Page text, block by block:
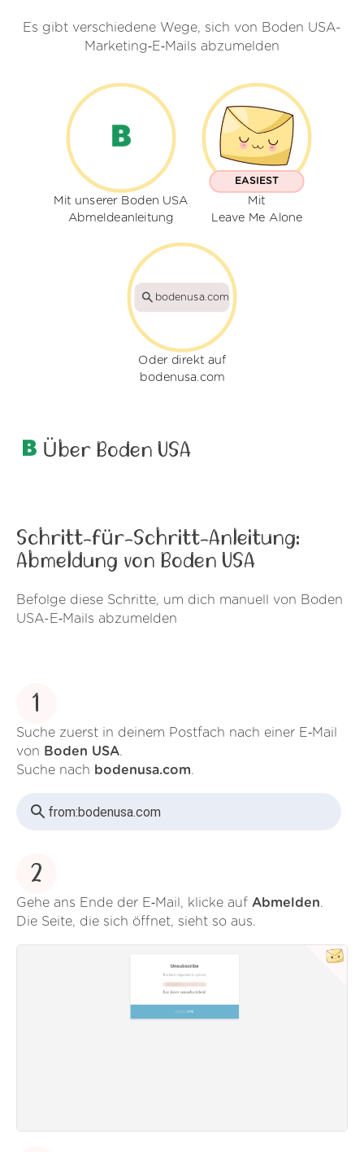
Es gibt verschiedene Wege, sich von Boden USA-
Marketing‑E‑Mails abzumelden
Mit unserer Boden USA
Abmeldeanleitung
EASIEST
Mit
Leave Me Alone
bodenusa.com
Oder direkt auf
bodenusa.com
Über Boden USA
Schritt-für-Schritt-Anleitung:
Abmeldung von Boden USA
Befolge diese Schritte, um dich manuell von Boden
USA-E‑Mails abzumelden
1
Suche zuerst in deinem Postfach nach einer E‑Mail
von Boden USA.
Suche nach bodenusa.com.
from:bodenusa.com
2
Gehe ans Ende der E‑Mail, klicke auf Abmelden.
Die Seite, die sich öffnet, sieht so aus.